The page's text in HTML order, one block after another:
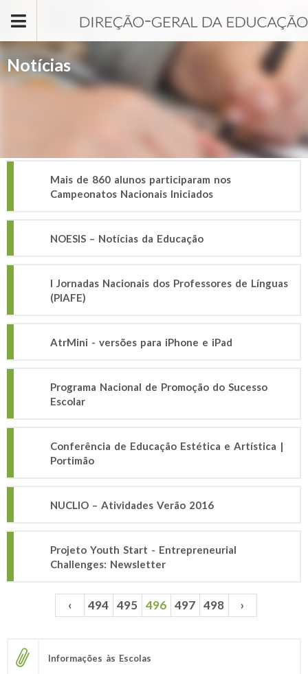
Notícias
Mais de 860 alunos participaram nos
Campeonatos Nacionais Iniciados
NOESIS – Notícias da Educação
I Jornadas Nacionais dos Professores de Línguas
(PIAFE)
AtrMini - versões para iPhone e iPad
Programa Nacional de Promoção do Sucesso
Escolar
Conferência de Educação Estética e Artística |
Portimão
NUCLIO – Atividades Verão 2016
Projeto Youth Start - Entrepreneurial
Challenges: Newsletter
Páginas ‹ 494 495 496 497 498 ›
Informações às Escolas